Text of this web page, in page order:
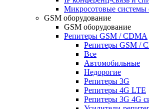
Микросотовые системы
GSM оборудование
GSM оборудование
Репитеры GSM / CDMA
Репитеры GSM /
Все
Автомобильные
Недорогие
Репитеры 3G
Репитеры 4G LTE
Репитеры 3G 4G